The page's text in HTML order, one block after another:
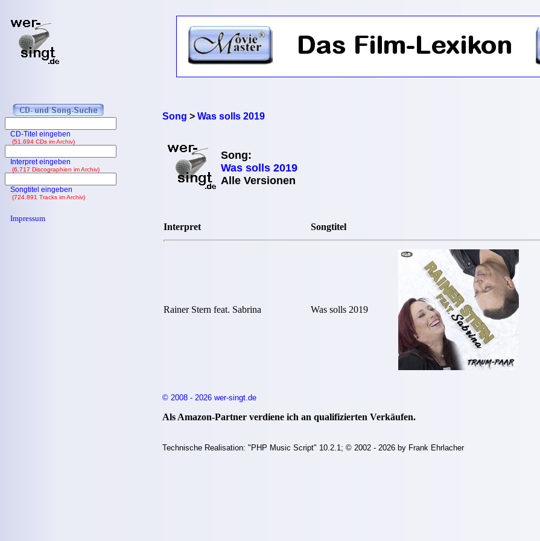
Song > Was solls 2019
Song:
Was solls 2019
Alle Versionen
Interpret Songtitel
Rainer Stern feat. Sabrina Was solls 2019
© 2008 - 2026 wer-singt.de
Als Amazon-Partner verdiene ich an qualifizierten Verkäufen.
Technische Realisation: "PHP Music Script" 10.2.1; © 2002 - 2026 by Frank Ehrlacher
CD-Titel eingeben
(51.694 CDs im Archiv)
Interpret eingeben
(6.717 Discographien im Archiv)
Songtitel eingeben
(724.891 Tracks im Archiv)
Impressum